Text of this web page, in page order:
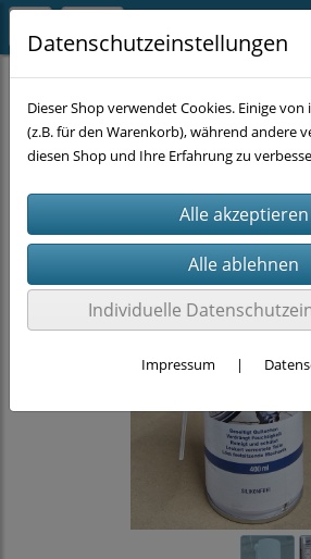
SUPER-SALE
Datenschutzeinstellungen
Dieser Shop verwendet Cookies. Einige von
(z.B. für den Warenkorb), während andere
diesen Shop und Ihre Erfahrung zu
Individuelle
Impressum |